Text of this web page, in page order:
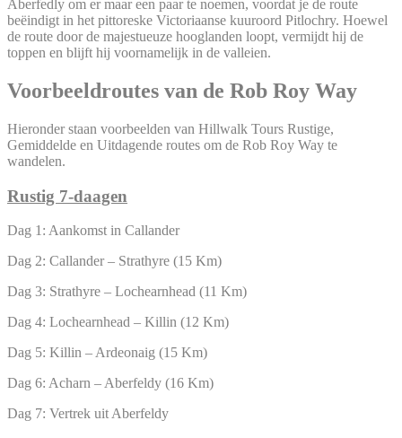
Aberfedly om er maar een paar te noemen, voordat je de route
beëindigt in het pittoreske Victoriaanse kuuroord Pitlochry. Hoewel
de route door de majestueuze hooglanden loopt, vermijdt hij de
toppen en blijft hij voornamelijk in de valleien.
Voorbeeldroutes van de Rob Roy Way
Hieronder staan voorbeelden van Hillwalk Tours Rustige,
Gemiddelde en Uitdagende routes om de Rob Roy Way te
wandelen.
Rustig 7-daagen
Dag 1: Aankomst in Callander
Dag 2: Callander – Strathyre (15 Km)
Dag 3: Strathyre – Lochearnhead (11 Km)
Dag 4: Lochearnhead – Killin (12 Km)
Dag 5: Killin – Ardeonaig (15 Km)
Dag 6: Acharn – Aberfeldy (16 Km)
Dag 7: Vertrek uit Aberfeldy